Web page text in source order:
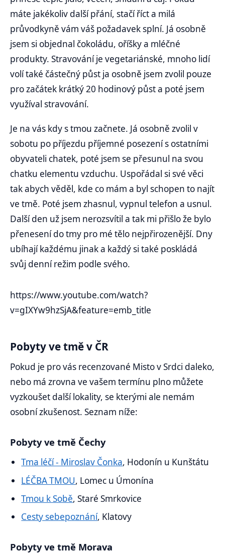
máte jakékoliv další přání, stačí říct a milá
průvodkyně vám váš požadavek splní. Já osobně
jsem si objednal čokoládu, oříšky a mléčné
produkty. Stravování je vegetariánské, mnoho lidí
volí také částečný půst ja osobně jsem zvolil pouze
pro začátek krátký 20 hodinový půst a poté jsem
využíval stravování.
Je na vás kdy s tmou začnete. Já osobně zvolil v
sobotu po příjezdu příjemné posezení s ostatními
obyvateli chatek, poté jsem se přesunul na svou
chatku elementu vzduchu. Uspořádal si své věci
tak abych věděl, kde co mám a byl schopen to najít
ve tmě. Poté jsem zhasnul, vypnul telefon a usnul.
Další den už jsem nerozsvítil a tak mi přišlo že bylo
přenesení do tmy pro mé tělo nejpřirozenější. Dny
ubíhají každému jinak a každý si také poskládá
svůj denní režim podle svého.
https://www.youtube.com/watch?
v=gIXYw9hzSjA&feature=emb_title
Pobyty ve tmě v ČR
Pokud je pro vás recenzované Misto v Srdci daleko,
nebo má zrovna ve vašem termínu plno můžete
vyzkoušet další lokality, se kterými ale nemám
osobní zkušenost. Seznam níže:
Pobyty ve tmě Čechy
Tma léčí - Miroslav Čonka, Hodonín u Kunštátu
LÉČBA TMOU, Lomec u Úmonína
Tmou k Sobě, Staré Smrkovice
Cesty sebepoznání, Klatovy
Pobyty ve tmě Morava